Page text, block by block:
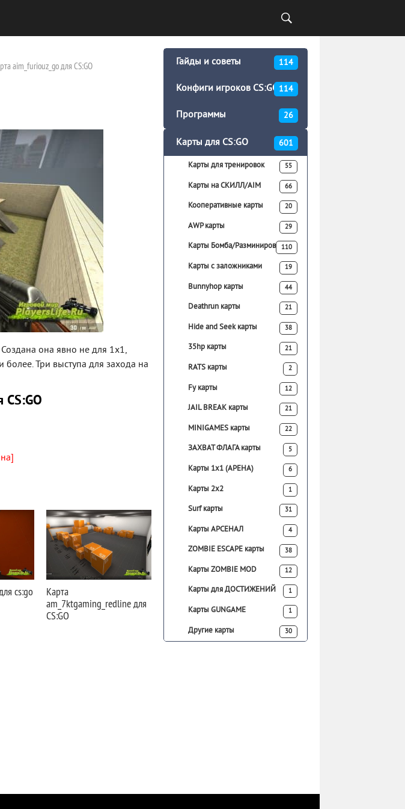
aim_furiouz_go для CS:GO
Создана она явно не для 1х1,
более. Три выступа для захода на
cs:go
Карта
am_7ktgaming_redline для
CS:GO
Гайды и советы 114
Конфиги игроков CS:GO 114
Программы 26
Карты для CS:GO 601
Карты для тренировок 55
Карты на СКИЛЛ/AIM 66
Кооперативные карты 20
AWP карты 29
Карты Бомба/Разминирование
110
Карты с заложниками 19
Bunnyhop карты 44
Deathrun карты 21
Hide and Seek карты 38
35hp карты 21
RATS карты 2
Fy карты 12
JAIL BREAK карты 21
MINIGAMES карты 22
ЗАХВАТ ФЛАГА карты 5
Карты 1х1 (АРЕНА) 6
Карты 2х2 1
Surf карты 31
Карты АРСЕНАЛ 4
ZOMBIE ESCAPE карты 38
Карты ZOMBIE MOD 12
Карты для ДОСТИЖЕНИЙ 1
Карты GUNGAME 1
Другие карты 30